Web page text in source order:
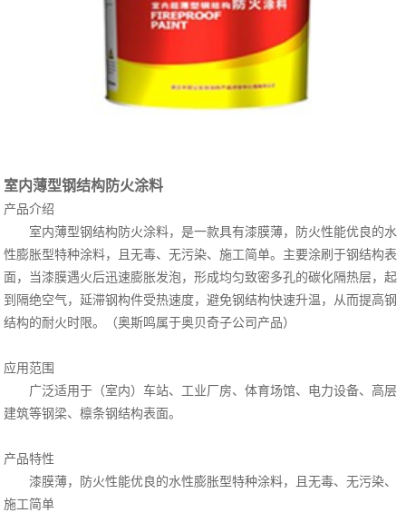
室内薄型钢结构防火涂料
产品介绍
室内薄型钢结构防火涂料，是一款具有漆膜薄，防火性能优良的水
性膨胀型特种涂料，且无毒、无污染、施工简单。主要涂刷于钢结构表
面，当漆膜遇火后迅速膨胀发泡，形成均匀致密多孔的碳化隔热层，起
到隔绝空气，延滞钢构件受热速度，避免钢结构快速升温，从而提高钢
结构的耐火时限。（奥斯鸣属于奥贝奇子公司产品）
应用范围
广泛适用于（室内）车站、工业厂房、体育场馆、电力设备、高层
建筑等钢梁、檩条钢结构表面。
产品特性
漆膜薄，防火性能优良的水性膨胀型特种涂料，且无毒、无污染、
施工简单